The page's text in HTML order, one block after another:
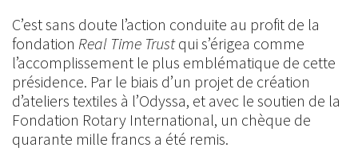
C’est sans doute l’action conduite au profit de la
fondation Real Time Trustqui s’érigea comme
l’accomplissement le plus emblématique de cette
présidence. Par le biais d’un projet de création
d’ateliers textiles à l’Odyssa, et avec le soutien de la
Fondation Rotary International, un chèque de
quarante mille francs a été remis.